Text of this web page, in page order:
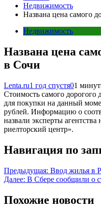
Недвижимость
Названа цена самого
Недвижимость
Названа цена
в Сочи
Lenta.ru1 год спустя01
Стоимость самого дорогого
для покупки на данный
рублей. Информацию о
назвали эксперты
риелторский центр».
Навигация по
Предыдущая: Ввод жилья в
Далее: В Сбере сообщили о
Похожие новости